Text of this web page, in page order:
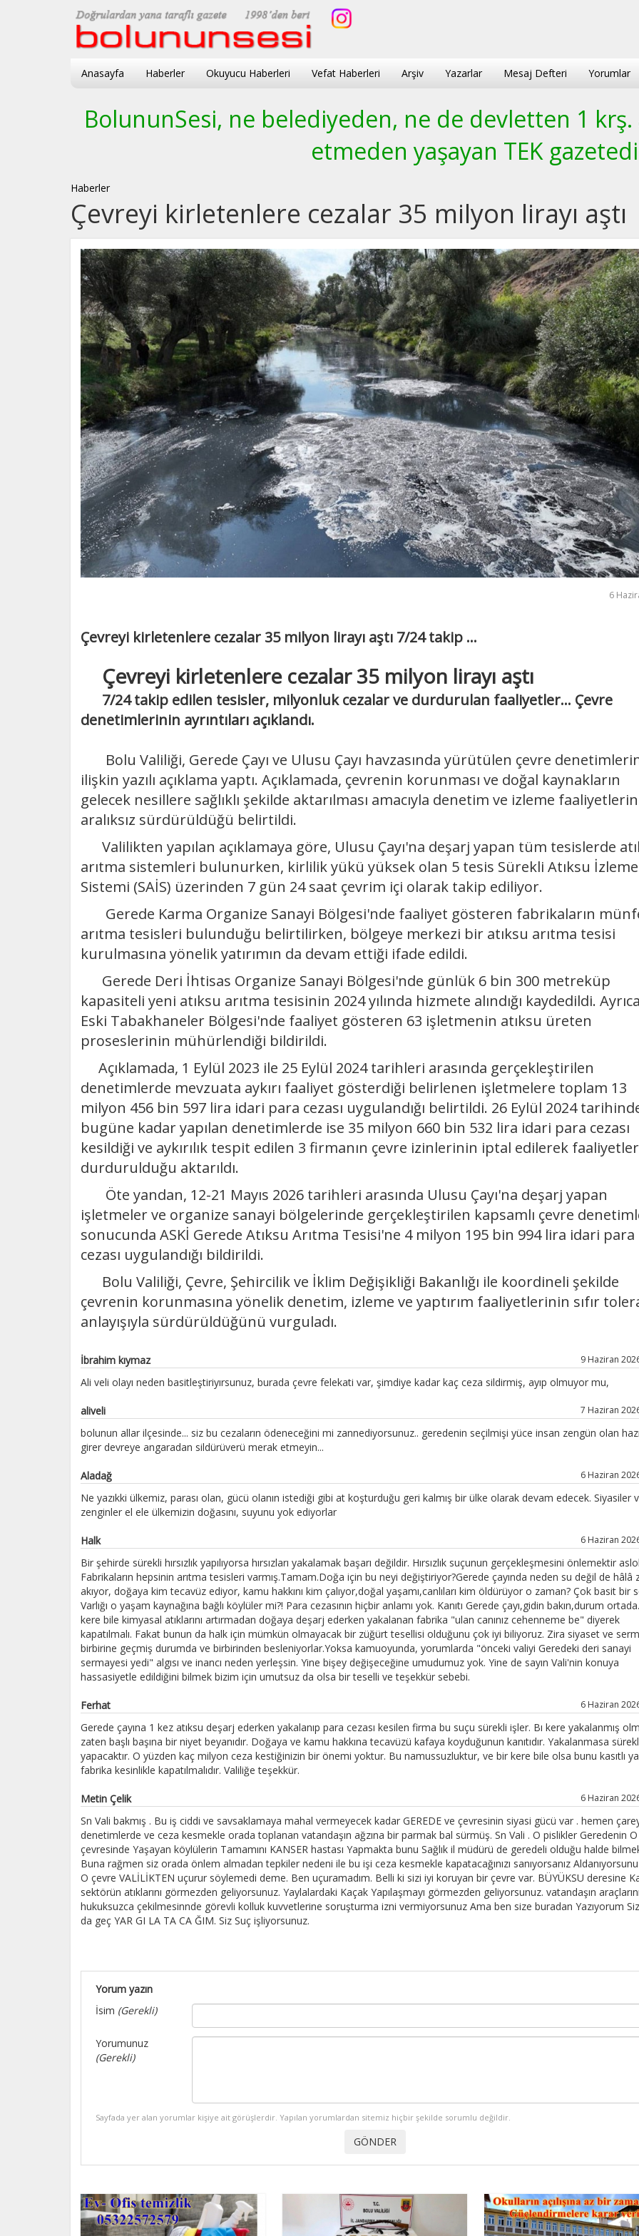
Anasayfa Haberler Okuyucu Haberleri Vefat Haberleri Arşiv Yazarlar Mesaj Defteri Yorumlar
BolununSesi, ne belediyeden, ne de devletten 1
etmeden yaşayan TEK
Haberler
Çevreyi kirletenlere cezalar 35 milyon lirayı aştı
6
Çevreyi kirletenlere cezalar 35 milyon lirayı aştı 7/24 takip ...
Çevreyi kirletenlere cezalar 35 milyon lirayı aştı
7/24 takip edilen tesisler, milyonluk cezalar ve durdurulan faaliyetler... Çevre
denetimlerinin ayrıntıları açıklandı.
Bolu Valiliği, Gerede Çayı ve Ulusu Çayı havzasında yürütülen çevre
ilişkin yazılı açıklama yaptı. Açıklamada, çevrenin korunması ve doğal kaynakların
gelecek nesillere sağlıklı şekilde aktarılması amacıyla denetim ve izleme
aralıksız sürdürüldüğü belirtildi.
Valilikten yapılan açıklamaya göre, Ulusu Çayı'na deşarj yapan tüm tesislerde
arıtma sistemleri bulunurken, kirlilik yükü yüksek olan 5 tesis Sürekli Atıksu İzleme
Sistemi (SAİS) üzerinden 7 gün 24 saat çevrim içi olarak takip ediliyor.
Gerede Karma Organize Sanayi Bölgesi'nde faaliyet gösteren fabrikaların
arıtma tesisleri bulunduğu belirtilirken, bölgeye merkezi bir atıksu arıtma tesisi
kurulmasına yönelik yatırımın da devam ettiği ifade edildi.
Gerede Deri İhtisas Organize Sanayi Bölgesi'nde günlük 6 bin 300 metreküp
kapasiteli yeni atıksu arıtma tesisinin 2024 yılında hizmete alındığı kaydedildi.
Eski Tabakhaneler Bölgesi'nde faaliyet gösteren 63 işletmenin atıksu üreten
proseslerinin mühürlendiği bildirildi.
Açıklamada, 1 Eylül 2023 ile 25 Eylül 2024 tarihleri arasında gerçekleştirilen
denetimlerde mevzuata aykırı faaliyet gösterdiği belirlenen işletmelere toplam 13
milyon 456 bin 597 lira idari para cezası uygulandığı belirtildi. 26 Eylül 2024
bugüne kadar yapılan denetimlerde ise 35 milyon 660 bin 532 lira idari para cezası
kesildiği ve aykırılık tespit edilen 3 firmanın çevre izinlerinin iptal edilerek
durdurulduğu aktarıldı.
Öte yandan, 12-21 Mayıs 2026 tarihleri arasında Ulusu Çayı'na deşarj yapan
işletmeler ve organize sanayi bölgelerinde gerçekleştirilen kapsamlı çevre
sonucunda ASKİ Gerede Atıksu Arıtma Tesisi'ne 4 milyon 195 bin 994 lira idari para
cezası uygulandığı bildirildi.
Bolu Valiliği, Çevre, Şehircilik ve İklim Değişikliği Bakanlığı ile koordineli şekilde
çevrenin korunmasına yönelik denetim, izleme ve yaptırım faaliyetlerinin sıfır
anlayışıyla sürdürüldüğünü vurguladı.
İbrahim kıymaz 9 Haziran
Ali veli olayı neden basitleştiriyırsunuz, burada çevre felekati var, şimdiye kadar kaç ceza sildirmiş, ayıp olmuyor mu,
aliveli 7 Haziran
bolunun allar ilçesinde... siz bu cezaların ödeneceğini mi zannediyorsunuz.. geredenin seçilmişi yüce insan zengün olan
girer devreye angaradan sildürüverü merak etmeyin...
Aladağ 6 Haziran
Ne yazıkki ülkemiz, parası olan, gücü olanın istediği gibi at koşturduğu geri kalmış bir ülke olarak devam edecek. Siyasiler
zenginler el ele ülkemizin doğasını, suyunu yok ediyorlar
Halk 6 Haziran
Bir şehirde sürekli hırsızlık yapılıyorsa hırsızları yakalamak başarı değildir. Hırsızlık suçunun gerçekleşmesini önlemektir
Fabrikaların hepsinin arıtma tesisleri varmış.Tamam.Doğa için bu neyi değiştiriyor?Gerede çayında neden su değil de hâlâ
akıyor, doğaya kim tecavüz ediyor, kamu hakkını kim çalıyor,doğal yaşamı,canlıları kim öldürüyor o zaman? Çok basit bir
Varlığı o yaşam kaynağına bağlı köylüler mi?! Para cezasının hiçbir anlamı yok. Kanıtı Gerede çayı,gidin bakın,durum
kere bile kimyasal atıklarını artırmadan doğaya deşarj ederken yakalanan fabrika "ulan canınız cehenneme be" diyerek
kapatılmalı. Fakat bunun da halk için mümkün olmayacak bir züğürt tesellisi olduğunu çok iyi biliyoruz. Zira siyaset ve
birbirine geçmiş durumda ve birbirinden besleniyorlar.Yoksa kamuoyunda, yorumlarda "önceki valiyi Geredeki deri sanayi
sermayesi yedi" algısı ve inancı neden yerleşsin. Yine bişey değişeceğine umudumuz yok. Yine de sayın Vali'nin konuya
hassasiyetle edildiğini bilmek bizim için umutsuz da olsa bir teselli ve teşekkür sebebi.
Ferhat 6 Haziran
Gerede çayına 1 kez atıksu deşarj ederken yakalanıp para cezası kesilen firma bu suçu sürekli işler. Bı kere yakalanmış
zaten başlı başına bir niyet beyanıdır. Doğaya ve kamu hakkına tecavüzü kafaya koyduğunun kanıtıdır. Yakalanmasa
yapacaktır. O yüzden kaç milyon ceza kestiğinizin bir önemi yoktur. Bu namussuzluktur, ve bir kere bile olsa bunu kasıtlı
fabrika kesinlikle kapatılmalıdır. Valiliğe teşekkür.
Metin Çelik 6 Haziran
Sn Vali bakmış . Bu iş ciddi ve savsaklamaya mahal vermeyecek kadar GEREDE ve çevresinin siyasi gücü var . hemen
denetimlerde ve ceza kesmekle orada toplanan vatandaşın ağzına bir parmak bal sürmüş. Sn Vali . O pislikler Geredenin O
çevresinde Yaşayan köylülerin Tamamını KANSER hastası Yapmakta bunu Sağlık il müdürü de geredeli olduğu halde
Buna rağmen siz orada önlem almadan tepkiler nedeni ile bu işi ceza kesmekle kapatacağınızı sanıyorsanız
O çevre VALİLİKTEN uçurur söylemedi deme. Ben uçuramadım. Belli ki sizi iyi koruyan bir çevre var. BÜYÜKSU deresine
sektörün atıklarını görmezden geliyorsunuz. Yaylalardaki Kaçak Yapılaşmayı görmezden geliyorsunuz. vatandaşın araçlarını
hukuksuzca çekilmesinnde görevli kolluk kuvvetlerine soruşturma izni vermiyorsunuz Ama ben size buradan Yazıyorum
da geç YAR GI LA TA CA ĞIM. Siz Suç işliyorsunuz.
Yorum yazın
İsim (Gerekli)
Yorumunuz
(Gerekli)
Sayfada yer alan yorumlar kişiye ait görüşlerdir. Yapılan yorumlardan sitemiz hiçbir şekilde sorumlu değildir.